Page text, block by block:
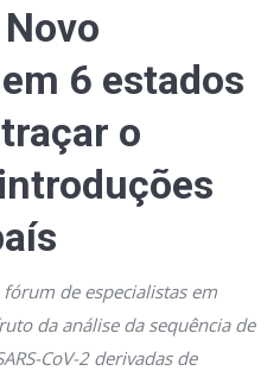
6 estados
o
de especialistas em
da análise da sequência de
CoV-2 derivadas de